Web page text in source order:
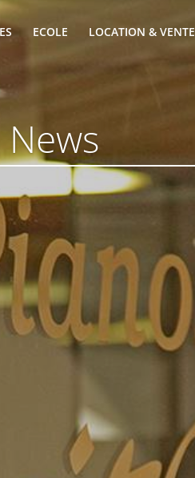
ECOLE LOCATION & VENTE
News